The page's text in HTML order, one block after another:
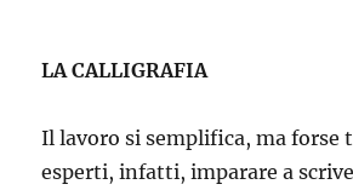
LA CALLIGRAFIA
Il lavoro si semplifica, ma forse
esperti, infatti, imparare a